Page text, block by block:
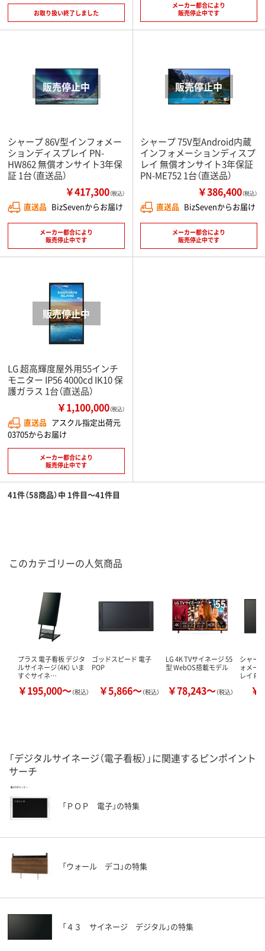
お取り扱い終了しました
メーカー都合により
販売停止中です
シャープ 86V型インフォメー
ションディスプレイ PN-
HW862 無償オンサイト3年保
証 1台（直送品）
￥417,300（税込）
直送品 BizSevenからお届け
メーカー都合により
販売停止中です
シャープ 75V型Android内蔵
インフォメーションディスプ
レイ 無償オンサイト3年保証
PN-ME752 1台（直送品）
￥386,400（税込）
直送品 BizSevenからお届け
メーカー都合により
販売停止中です
LG 超高輝度屋外用55インチ
モニター IP56 4000cd IK10 保
護ガラス 1台（直送品）
￥1,100,000（税込）
直送品 アスクル指定出荷元
03705からお届け
メーカー都合により
販売停止中です
41件（58商品）中 1件目～41件目
このカテゴリーの人気商品
プラス 電子看板 デジタ
ルサイネージ（4K） いま
すぐサイネ…
￥195,000～（税込）
ゴッドスピード 電子
POP
￥5,866～（税込）
LG 4K TVサイネージ 55
型 WebOS搭載モデル
￥78,243～（税込）
シャー
ォメー
レイ
￥
「デジタルサイネージ（電子看板）」に関連するピンポイント
サーチ
「ＰＯＰ 電子」の特集
「ウォール デコ」の特集
「４３ サイネージ デジタル」の特集